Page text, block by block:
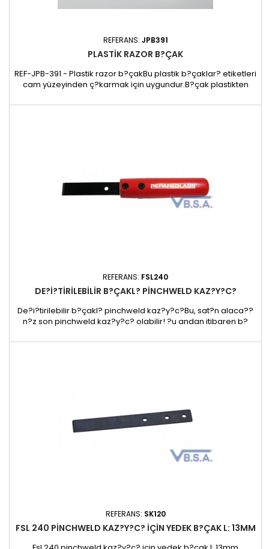
REFERANS: JPB391
PLASTIK RAZOR B?ÇAK
REF-JPB-391 - Plastik razor b?çakBu plastik b?çaklar? etiketleri
cam yüzeyinden ç?karmak için uygundur.B?çak plastikten
çizmez.Box of 100 b?çak
REFERANS: FSL240
DE?I?TIRILEBILIR B?ÇAKL? PINCHWELD KAZ?Y?C?
De?i?tirilebilir b?çakl? pinchweld kaz?y?c?Bu, sat?n alaca??
n?z son pinchweld kaz?y?c? olabilir! ?u andan itibaren b?
lad???nda, iki viday? ç?kar?n, eski b?ça?? d??ar? çekin, yeni
REFERANS: SK120
FSL 240 PINCHWELD KAZ?Y?C? IÇIN YEDEK B?ÇAK L: 13MM